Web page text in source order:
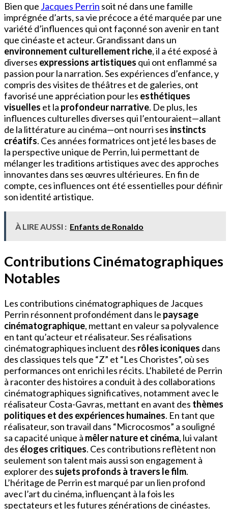
Bien que Jacques Perrin soit né dans une famille
imprégnée d’arts, sa vie précoce a été marquée par une
variété d’influences qui ont façonné son avenir en tant
que cinéaste et acteur. Grandissant dans un
environnement culturellement riche, il a été exposé à
diverses expressions artistiques qui ont enflammé sa
passion pour la narration. Ses expériences d’enfance, y
compris des visites de théâtres et de galeries, ont
favorisé une appréciation pour les esthétiques
visuelles et la profondeur narrative. De plus, les
influences culturelles diverses qui l’entouraient—allant
de la littérature au cinéma—ont nourri ses instincts
créatifs. Ces années formatrices ont jeté les bases de
la perspective unique de Perrin, lui permettant de
mélanger les traditions artistiques avec des approches
innovantes dans ses œuvres ultérieures. En fin de
compte, ces influences ont été essentielles pour définir
son identité artistique.
À LIRE AUSSI : Enfants de Ronaldo
Contributions Cinématographiques
Notables
Les contributions cinématographiques de Jacques
Perrin résonnent profondément dans le paysage
cinématographique, mettant en valeur sa polyvalence
en tant qu’acteur et réalisateur. Ses réalisations
cinématographiques incluent des rôles iconiques dans
des classiques tels que “Z” et “Les Choristes”, où ses
performances ont enrichi les récits. L’habileté de Perrin
à raconter des histoires a conduit à des collaborations
cinématographiques significatives, notamment avec le
réalisateur Costa-Gavras, mettant en avant des thèmes
politiques et des expériences humaines. En tant que
réalisateur, son travail dans “Microcosmos” a souligné
sa capacité unique à mêler nature et cinéma, lui valant
des éloges critiques. Ces contributions reflètent non
seulement son talent mais aussi son engagement à
explorer des sujets profonds à travers le film.
L’héritage de Perrin est marqué par un lien profond
avec l’art du cinéma, influençant à la fois les
spectateurs et les futures générations de cinéastes.